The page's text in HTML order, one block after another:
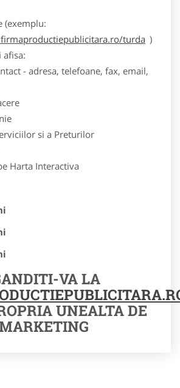
(exemplu:
turda )
afisa:
- adresa, telefoane, fax, email,
si a Preturilor
Harta Interactiva
VA LA
UNEALTA DE